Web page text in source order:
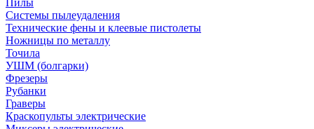
Пилы
Системы пылеудаления
Технические фены и клеевые пистолеты
Ножницы по металлу
Точила
УШМ (болгарки)
Фрезеры
Рубанки
Граверы
Краскопульты электрические